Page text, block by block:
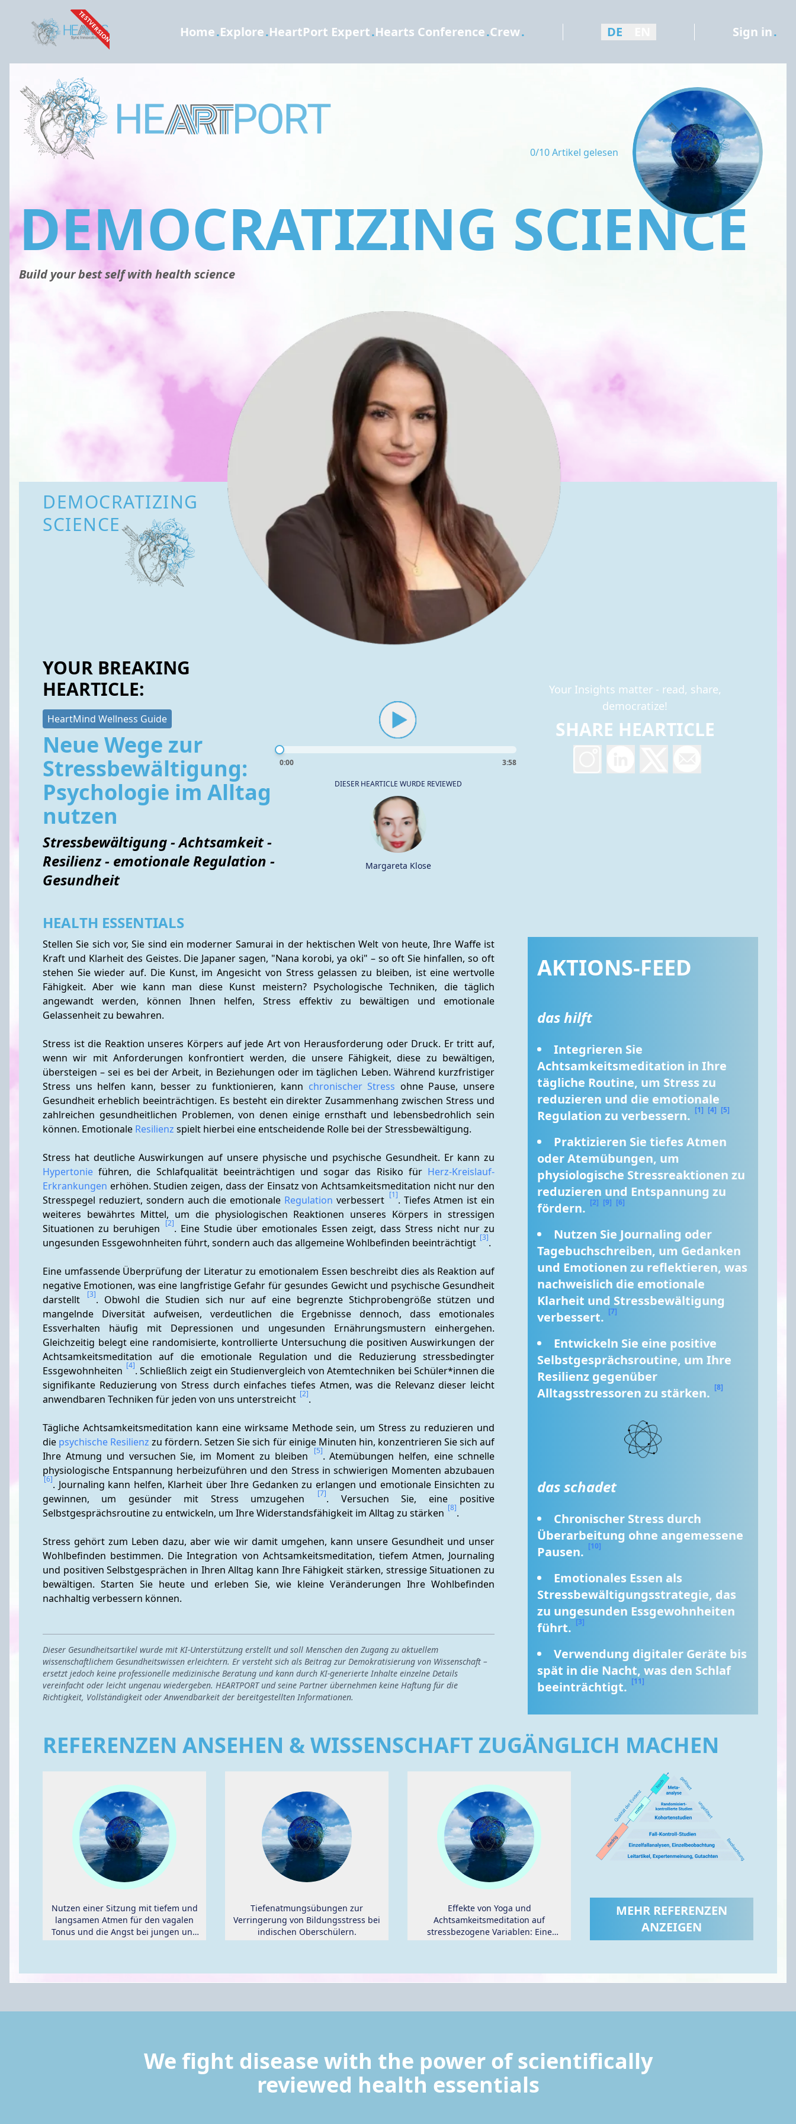
TESTVERSION Home.Explore.HeartPort Expert.Hearts Conference.Crew. DE Sign in.
0/10 Artikel gelesen
DEMOCRATIZING SCIENCE
Build your best self with health science
DEMOCRATIZING
SCIENCE
YOUR BREAKING
HEARTICLE:
HeartMind Wellness Guide
Neue Wege zur
Stressbewältigung:
Psychologie im Alltag
nutzen
Stressbewältigung - Achtsamkeit -
Resilienz - emotionale Regulation -
Gesundheit
0:00 3:58
DIESER HEARTICLE WURDE REVIEWED
Margareta Klose
Your Insights matter - read, share,
democratize!
SHARE HEARTICLE
HEALTH ESSENTIALS
Stellen Sie sich vor, Sie sind ein moderner Samurai in der hektischen Welt von heute, Ihre Waffe ist
Kraft und Klarheit des Geistes. Die Japaner sagen, "Nana korobi, ya oki" – so oft Sie hinfallen, so oft
stehen Sie wieder auf. Die Kunst, im Angesicht von Stress gelassen zu bleiben, ist eine wertvolle
Fähigkeit. Aber wie kann man diese Kunst meistern? Psychologische Techniken, die täglich
angewandt werden, können Ihnen helfen, Stress effektiv zu bewältigen und emotionale
Gelassenheit zu bewahren.
Stress ist die Reaktion unseres Körpers auf jede Art von Herausforderung oder Druck. Er tritt auf,
wenn wir mit Anforderungen konfrontiert werden, die unsere Fähigkeit, diese zu bewältigen,
übersteigen – sei es bei der Arbeit, in Beziehungen oder im täglichen Leben. Während kurzfristiger
Stress uns helfen kann, besser zu funktionieren, kann chronischer Stress ohne Pause, unsere
Gesundheit erheblich beeinträchtigen. Es besteht ein direkter Zusammenhang zwischen Stress und
zahlreichen gesundheitlichen Problemen, von denen einige ernsthaft und lebensbedrohlich sein
können. Emotionale Resilienz spielt hierbei eine entscheidende Rolle bei der Stressbewältigung.
Hypertonie führen, die Schlafqualität beeinträchtigen und sogar das Risiko für Herz-Kreislauf-
Erkrankungen erhöhen. Studien zeigen, dass der Einsatz von Achtsamkeitsmeditation nicht nur den
Stresspegel reduziert, sondern auch die emotionale Regulation verbessert [1]. Tiefes Atmen ist ein
weiteres bewährtes Mittel, um die physiologischen Reaktionen unseres Körpers in stressigen
Situationen zu beruhigen
[2]. Eine Studie über emotionales Essen zeigt, dass Stress nicht nur zu
ungesunden Essgewohnheiten führt, sondern auch das allgemeine Wohlbefinden beeinträchtigt [3].
Eine umfassende Überprüfung der Literatur zu emotionalem Essen beschreibt dies als Reaktion auf
negative Emotionen, was eine langfristige Gefahr für gesundes Gewicht und psychische Gesundheit
darstellt
[3]. Obwohl die Studien sich nur auf eine begrenzte Stichprobengröße stützen und
mangelnde Diversität aufweisen, verdeutlichen die Ergebnisse dennoch, dass emotionales
Essverhalten häufig mit Depressionen und ungesunden Ernährungsmustern einhergehen.
Gleichzeitig belegt eine randomisierte, kontrollierte Untersuchung die positiven Auswirkungen der
Achtsamkeitsmeditation auf die emotionale Regulation und die Reduzierung stressbedingter
Essgewohnheiten [4]. Schließlich zeigt ein Studienvergleich von Atemtechniken bei Schüler*innen die
signifikante Reduzierung von Stress durch einfaches tiefes Atmen, was die Relevanz dieser leicht
anwendbaren Techniken für jeden von uns unterstreicht [2].
Tägliche Achtsamkeitsmeditation kann eine wirksame Methode sein, um Stress zu reduzieren und
die psychische Resilienz zu fördern. Setzen Sie sich für einige Minuten hin, konzentrieren Sie sich auf
Ihre Atmung und versuchen Sie, im Moment zu bleiben
[5]. Atemübungen helfen, eine schnelle
[6]. Journaling kann helfen, Klarheit über Ihre Gedanken zu erlangen und emotionale Einsichten zu
gewinnen, um gesünder mit Stress umzugehen
[7]. Versuchen Sie, eine positive
Selbstgesprächsroutine zu entwickeln, um Ihre Widerstandsfähigkeit im Alltag zu stärken [8].
Stress gehört zum Leben dazu, aber wie wir damit umgehen, kann unsere Gesundheit und unser
Wohlbefinden bestimmen. Die Integration von Achtsamkeitsmeditation, tiefem Atmen, Journaling
und positiven Selbstgesprächen in Ihren Alltag kann Ihre Fähigkeit stärken, stressige Situationen zu
bewältigen. Starten Sie heute und erleben Sie, wie kleine Veränderungen Ihre Wohlbefinden
nachhaltig verbessern können.
Dieser Gesundheitsartikel wurde mit KI-Unterstützung erstellt und soll Menschen den Zugang zu aktuellem
wissenschaftlichem Gesundheitswissen erleichtern. Er versteht sich als Beitrag zur Demokratisierung von Wissenschaft –
ersetzt jedoch keine professionelle medizinische Beratung und kann durch KI-generierte Inhalte einzelne Details
vereinfacht oder leicht ungenau wiedergeben. HEARTPORT und seine Partner übernehmen keine Haftung für die
Richtigkeit, Vollständigkeit oder Anwendbarkeit der bereitgestellten Informationen.
AKTIONS-FEED
das hilft
Integrieren Sie
Achtsamkeitsmeditation in Ihre
tägliche Routine, um Stress zu
reduzieren und die emotionale
Regulation zu verbessern. [1] [4] [5]
Praktizieren Sie tiefes Atmen
oder Atemübungen, um
physiologische Stressreaktionen zu
reduzieren und Entspannung zu
fördern. [2] [9] [6]
Nutzen Sie Journaling oder
Tagebuchschreiben, um Gedanken
und Emotionen zu reflektieren, was
nachweislich die emotionale
Klarheit und Stressbewältigung
verbessert. [7]
Entwickeln Sie eine positive
Selbstgesprächsroutine, um Ihre
Resilienz gegenüber
Alltagsstressoren zu stärken. [8]
das schadet
Chronischer Stress durch
Überarbeitung ohne angemessene
Pausen. [10]
Emotionales Essen als
Stressbewältigungsstrategie, das
zu ungesunden Essgewohnheiten
führt. [3]
Verwendung digitaler Geräte bis
spät in die Nacht, was den Schlaf
beeinträchtigt. [11]
REFERENZEN ANSEHEN & WISSENSCHAFT ZUGÄNGLICH MACHEN
Nutzen einer Sitzung mit tiefem und
langsamen Atmen für den vagalen
Tonus und die Angst bei jungen und
älteren Erwachsenen.
Tiefenatmungsübungen zur
Verringerung von Bildungsstress bei
indischen Oberschülern.
Effekte von Yoga und
Achtsamkeitsmeditation auf
stressbezogene Variablen: Eine
randomisierte kontrollierte Studie.
MEHR REFERENZEN
ANZEIGEN
We fight disease with the power of scientifically
reviewed health essentials